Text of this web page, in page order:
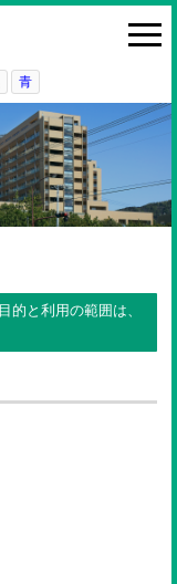
青
的と利用の範囲は、